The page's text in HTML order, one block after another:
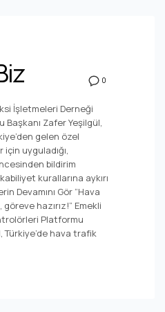
0
İşletmeleri Derneği
Başkanı Zafer Yeşilgül,
gelen özel
uyguladığı,
bildirim
kurallarına aykırı
Devamını Gör “Hava
hazırız!” Emekli
Platformu
Türkiye’de hava trafik